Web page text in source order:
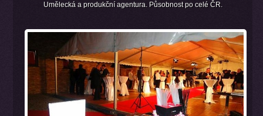
Umělecká a produkční agentura. Působnost po celé ČR.